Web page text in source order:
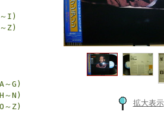
I)
Z)
G)
N)
～Z)
拡大表示